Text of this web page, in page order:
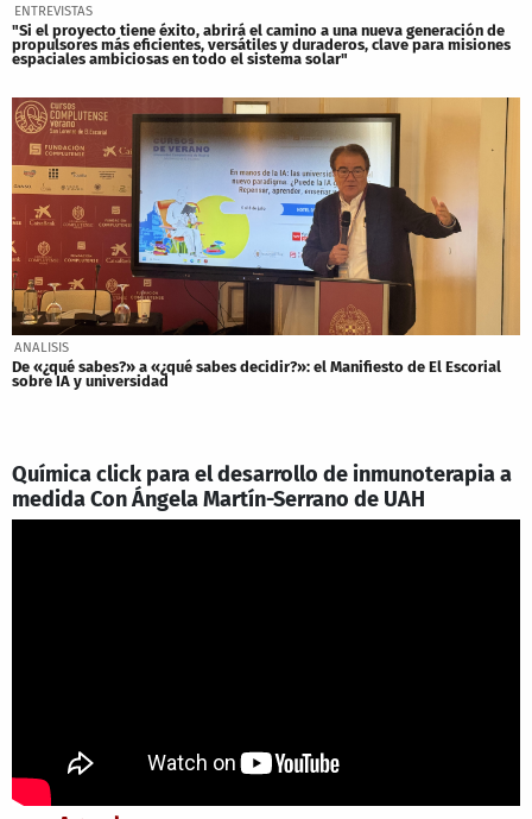
ENTREVISTAS
"Si el proyecto tiene éxito, abrirá el camino a una nueva generación de
propulsores más eficientes, versátiles y duraderos, clave para misiones
espaciales ambiciosas en todo el sistema solar"
ANALISIS
De «¿qué sabes?» a «¿qué sabes decidir?»: el Manifiesto de El Escorial
sobre IA y universidad
Química click para el desarrollo de inmunoterapia a
medida Con Ángela Martín-Serrano de UAH